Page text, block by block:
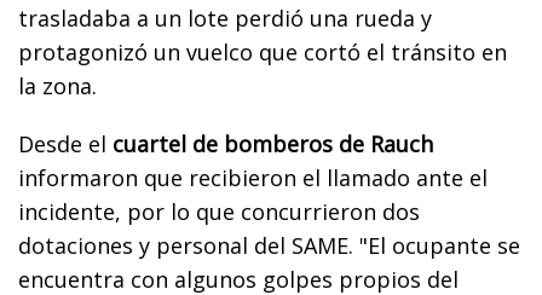
trasladaba a un lote perdió una rueda y
protagonizó un vuelco que cortó el tránsito en
la zona.
Desde el cuartel de bomberos de Rauch
informaron que recibieron el llamado ante el
incidente, por lo que concurrieron dos
dotaciones y personal del SAME. "El ocupante se
encuentra con algunos golpes propios del